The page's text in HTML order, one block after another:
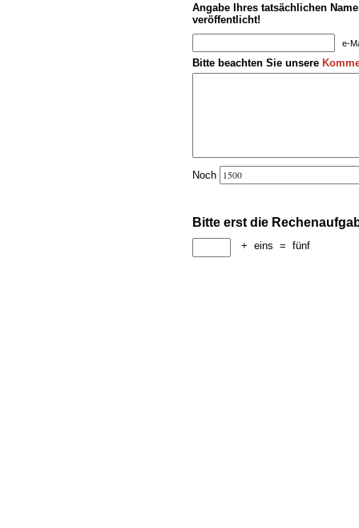
Angabe Ihres tatsächlichen
veröffentlicht!
e-
Bitte beachten Sie unsere
Noch
Bitte erst die
+ eins = fünf